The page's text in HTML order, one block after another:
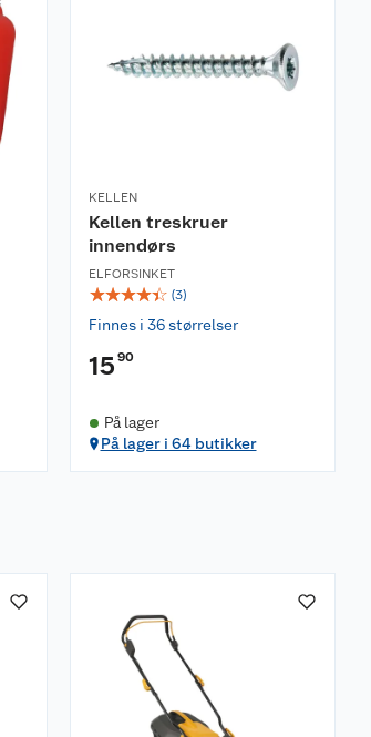
KELLEN
Kellen treskruer
innendørs
ELFORSINKET
☆☆☆☆☆ (3)
Finnes i 36 størrelser
15 90
På lager
På lager i 64 butikker